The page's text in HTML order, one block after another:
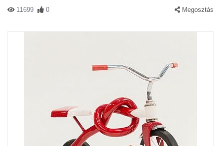
11699 0 Megosztás